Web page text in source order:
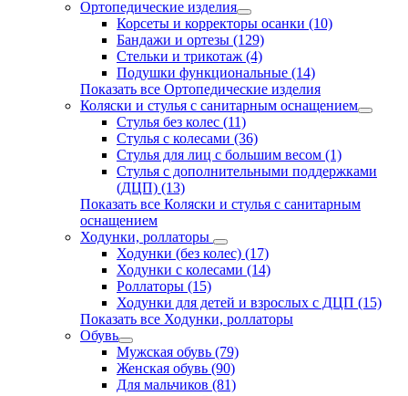
Ортопедические изделия
Корсеты и корректоры осанки (10)
Бандажи и ортезы (129)
Стельки и трикотаж (4)
Подушки функциональные (14)
Показать все Ортопедические изделия
Коляски и стулья с санитарным оснащением
Стулья без колес (11)
Стулья с колесами (36)
Стулья для лиц с большим весом (1)
Стулья с дополнительными поддержками
(ДЦП) (13)
Показать все Коляски и стулья с санитарным
оснащением
Ходунки, роллаторы
Ходунки (без колес) (17)
Ходунки с колесами (14)
Роллаторы (15)
Ходунки для детей и взрослых с ДЦП (15)
Показать все Ходунки, роллаторы
Обувь
Мужская обувь (79)
Женская обувь (90)
Для мальчиков (81)